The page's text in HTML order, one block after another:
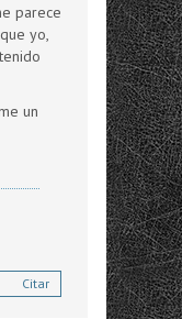
parece
yo,
un
Citar